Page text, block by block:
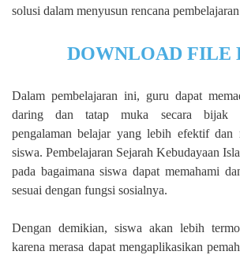
solusi dalam menyusun rencana
DOWNLOAD FILE
Dalam pembelajaran ini, guru dapat
daring dan tatap muka secara bijak
pengalaman belajar yang lebih efektif dan
siswa. Pembelajaran Sejarah Kebudayaan
pada bagaimana siswa dapat memahami
sesuai dengan fungsi sosialnya.
Dengan demikian, siswa akan lebih
karena merasa dapat mengaplikasikan